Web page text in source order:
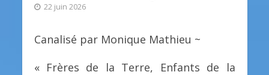
22 juin 2026
Canalisé par Monique Mathieu ~
« Frères de la Terre, Enfants de la